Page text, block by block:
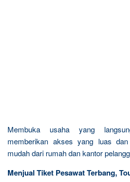
Membuka usaha yang
memberikan akses yang luas
mudah dari rumah dan kantor
Menjual Tiket Pesawat Terbang,